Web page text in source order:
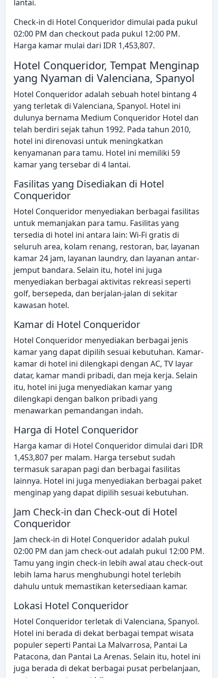
lantai.
Check-in di Hotel Conqueridor dimulai pada pukul
02:00 PM dan checkout pada pukul 12:00 PM.
Harga kamar mulai dari IDR 1,453,807.
Hotel Conqueridor, Tempat Menginap
yang Nyaman di Valenciana, Spanyol
Hotel Conqueridor adalah sebuah hotel bintang 4
yang terletak di Valenciana, Spanyol. Hotel ini
dulunya bernama Medium Conqueridor Hotel dan
telah berdiri sejak tahun 1992. Pada tahun 2010,
hotel ini direnovasi untuk meningkatkan
kenyamanan para tamu. Hotel ini memiliki 59
kamar yang tersebar di 4 lantai.
Fasilitas yang Disediakan di Hotel
Conqueridor
Hotel Conqueridor menyediakan berbagai fasilitas
untuk memanjakan para tamu. Fasilitas yang
tersedia di hotel ini antara lain: Wi-Fi gratis di
seluruh area, kolam renang, restoran, bar, layanan
kamar 24 jam, layanan laundry, dan layanan antar-
jemput bandara. Selain itu, hotel ini juga
menyediakan berbagai aktivitas rekreasi seperti
golf, bersepeda, dan berjalan-jalan di sekitar
kawasan hotel.
Kamar di Hotel Conqueridor
Hotel Conqueridor menyediakan berbagai jenis
kamar yang dapat dipilih sesuai kebutuhan. Kamar-
kamar di hotel ini dilengkapi dengan AC, TV layar
datar, kamar mandi pribadi, dan meja kerja. Selain
itu, hotel ini juga menyediakan kamar yang
dilengkapi dengan balkon pribadi yang
menawarkan pemandangan indah.
Harga di Hotel Conqueridor
Harga kamar di Hotel Conqueridor dimulai dari IDR
1,453,807 per malam. Harga tersebut sudah
termasuk sarapan pagi dan berbagai fasilitas
lainnya. Hotel ini juga menyediakan berbagai paket
menginap yang dapat dipilih sesuai kebutuhan.
Jam Check-in dan Check-out di Hotel
Conqueridor
Jam check-in di Hotel Conqueridor adalah pukul
02:00 PM dan jam check-out adalah pukul 12:00 PM.
Tamu yang ingin check-in lebih awal atau check-out
lebih lama harus menghubungi hotel terlebih
dahulu untuk memastikan ketersediaan kamar.
Lokasi Hotel Conqueridor
Hotel Conqueridor terletak di Valenciana, Spanyol.
Hotel ini berada di dekat berbagai tempat wisata
populer seperti Pantai La Malvarrosa, Pantai La
Patacona, dan Pantai La Arenas. Selain itu, hotel ini
juga berada di dekat berbagai pusat perbelanjaan,